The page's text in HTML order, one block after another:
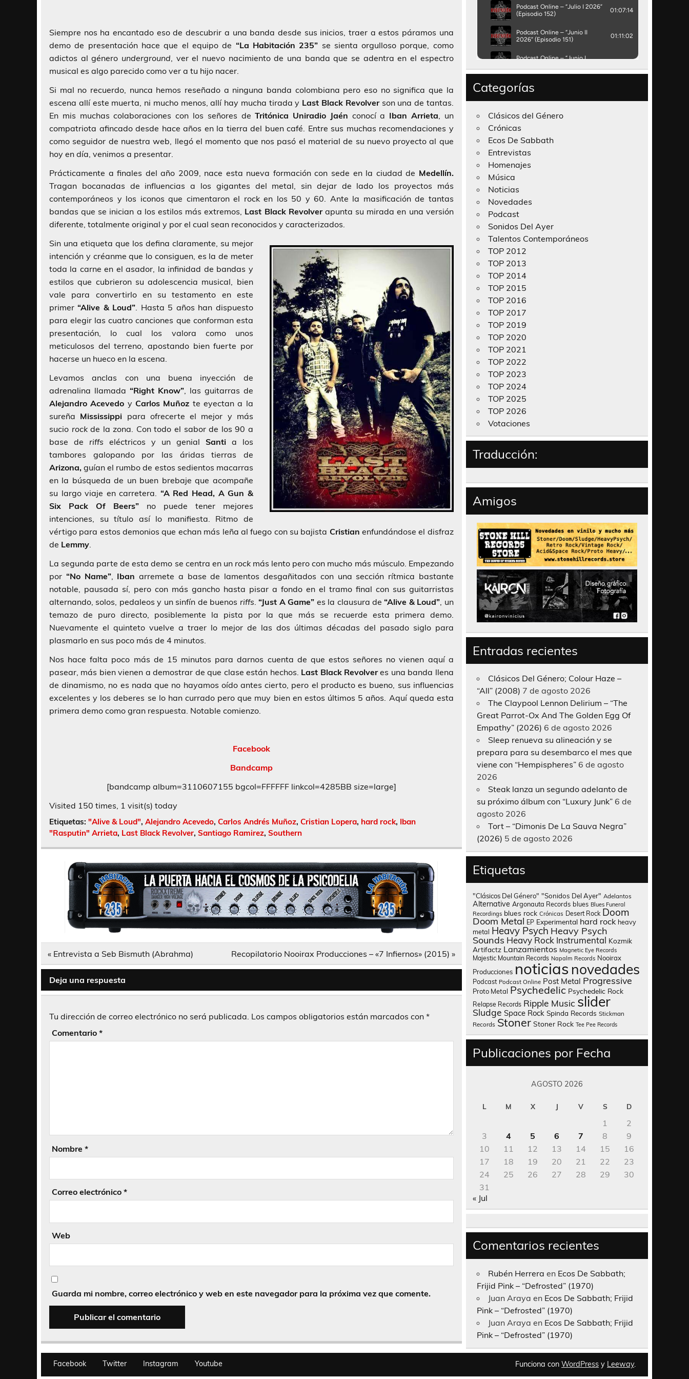
Siempre nos ha encantado eso de descubrir a una banda desde sus inicios, traer a estos páramos una
demo de presentación hace que el equipo de “La Habitación 235” se sienta orgulloso porque, como
adictos al género underground , ver el nuevo nacimiento de una banda que se adentra en el espectro
musical es algo parecido como ver a tu hijo nacer.
Si mal no recuerdo, nunca hemos reseñado a ninguna banda colombiana pero eso no significa que la
escena allí este muerta, ni mucho menos, allí hay mucha tirada y Last Black Revolverson una de tantas.
En mis muchas colaboraciones con los señores deTritónica Uniradio Jaén conocí a Iban Arrieta , un
compatriota afincado desde hace años en la tierra del buen café. Entre sus muchas recomendaciones y
como seguidor de nuestra web, llegó el momento que nos pasó el material de su nuevo proyecto al que
hoy en día, venimos a presentar.
Prácticamente a finales del año 2009, nace esta nueva formación con sede en la ciudad de Medellín.
Tragan bocanadas de influencias a los gigantes del metal, sin dejar de lado los proyectos más
contemporáneos y los iconos que cimentaron el rock en los 50 y 60. Ante la masificación de tantas
bandas que se inician a los estilos más extremos, Last Black Revolverapunta su mirada en una versión
diferente, totalmente original y por el cual sean reconocidos y caracterizados.
Sin una etiqueta que los defina claramente, su mejor
intención y créanme que lo consiguen, es la de meter
toda la carne en el asador, la infinidad de bandas y
estilos que cubrieron su adolescencia musical, bien
vale para convertirlo en su testamento en este
primer“Alive & Loud” . Hasta 5 años han dispuesto
para elegir las cuatro canciones que conforman esta
presentación, lo cual los valora como unos
meticulosos del terreno, apostando bien fuerte por
hacerse un hueco en la escena.
Levamos anclas con una buena inyección de
adrenalina llamada “Right Know”, las guitarras de
Alejandro Acevedo yCarlos Muñoz te eyectan a la
sureña Mississippi para ofrecerte el mejor y más
sucio rockde la zona. Con todo el sabor de los 90 a
base de riffs eléctricos y un genial Santia los
tambores galopando por las áridas tierras de
Arizona, guían el rumbo de estos sedientos macarras
en la búsqueda de un buen brebaje que acompañe
su largo viaje en carretera. “A Red Head, A Gun &
Six Pack Of Beers” no puede tener mejores
intenciones, su título así lo manifiesta. Ritmo de
vértigo para estos demonios que echan más leña al fuego con su bajista Cristian enfundándose el disfraz
de Lemmy
La segunda parte de esta demo se centra en un rock más lento pero con mucho más músculo. Empezando
por “No Name”, Iban arremete a base de lamentos desgañitados con una sección rítmica bastante
notable, pausada sí, pero con más gancho hasta pisar a fondo en el tramo final con sus guitarristas
alternando, solos, pedaleos y un sinfín de buenos riffs .“Just A Game” es la clausura de“Alive & Loud” , un
temazo de puro directo, posiblemente la pista por la que más se recuerde esta primera demo.
Nuevamente el quinteto vuelve a traer lo mejor de las dos últimas décadas del pasado siglo para
plasmarlo en sus poco más de 4 minutos.
Nos hace falta poco más de 15 minutos para darnos cuenta de que estos señores no vienen aquí a
pasear, más bien vienen a demostrar de que clase están hechos. Last Black Revolveres una banda llena
de dinamismo, no es nada que no hayamos oído antes cierto, pero el producto es bueno, sus influencias
excelentes y los deberes se lo han currado pero que muy bien en estos últimos 5 años. Aquí queda esta
primera demo como gran respuesta. Notable comienzo.
Facebook
Bandcamp
[bandcamp album=3110607155 bgcol=FFFFFF linkcol=4285BB size=large]
Visited 150 times, 1 visit(s) today
Etiquetas: "Alive & Loud", Alejandro Acevedo, Carlos Andrés Muñoz, Cristian Lopera, hard rock, Iban
"Rasputin" Arrieta, Last Black Revolver, Santiago Ramirez, Southern
Navegación
entradas
« Entrevista a Seb Bismuth (Abrahma) Recopilatorio Nooirax Producciones – «7 Infiernos» (2015) »
Deja una respuesta
Tu dirección de correo electrónico no será publicada. Los campos obligatorios están marcados con *
Comentario *
Nombre *
Correo electrónico *
Web
Guarda mi nombre, correo electrónico y web en este navegador para la próxima vez que comente.
Categorías
Clásicos del Género
Crónicas
Ecos De Sabbath
Entrevistas
Homenajes
Música
Noticias
Novedades
Podcast
Sonidos Del Ayer
Talentos Contemporáneos
TOP 2012
TOP 2013
TOP 2014
TOP 2015
TOP 2016
TOP 2017
TOP 2019
TOP 2020
TOP 2021
TOP 2022
TOP 2023
TOP 2024
TOP 2025
TOP 2026
Votaciones
Traducción:
Amigos
Entradas recientes
Clásicos Del Género; Colour Haze –
“All” (2008) 7 de agosto 2026
The Claypool Lennon Delirium – “The
Great Parrot-Ox And The Golden Egg Of
Empathy” (2026) 6 de agosto 2026
Sleep renueva su alineación y se
prepara para su desembarco el mes que
viene con “Hempispheres” 6 de agosto
2026
Steak lanza un segundo adelanto de
su próximo álbum con “Luxury Junk” 6 de
agosto 2026
Tort – “Dimonis De La Sauva Negra”
(2026) 5 de agosto 2026
Etiquetas
"Clásicos Del Género" "Sonidos Del Ayer" Adelantos
Alternative Argonauta Records blues Blues Funeral
Recordings blues rock Crónicas Desert Rock Doom
Doom Metal EP Experimental hard rock heavy
metal Heavy Psych Heavy Psych
Sounds Heavy Rock Instrumental Kozmik
Artifactz Lanzamientos Magnetic Eye Records
Majestic Mountain Records Napalm Records Nooirax
Producciones noticias novedades
Podcast Podcast Online Post Metal Progressive
Proto Metal Psychedelic Psychedelic Rock
Relapse Records Ripple Music slider
Sludge Space Rock Spinda Records Stickman
Records Stoner Stoner Rock Tee Pee Records
Publicaciones por Fecha
AGOSTO 2026
L M X J V S D
1
2
3
4 5 6 7 8
9
10
11 12 13 14 15
16
17
18 19 20 21 22
23
24
25 26 27 28 29
30
31
« Jul
Comentarios recientes
Rubén Herrera en Ecos De Sabbath;
Frijid Pink – “Defrosted” (1970)
Juan Araya en Ecos De Sabbath; Frijid
Pink – “Defrosted” (1970)
Juan Araya en Ecos De Sabbath; Frijid
Pink – “Defrosted” (1970)
Facebook Twitter Instagram Youtube Funciona con WordPress y Leeway.